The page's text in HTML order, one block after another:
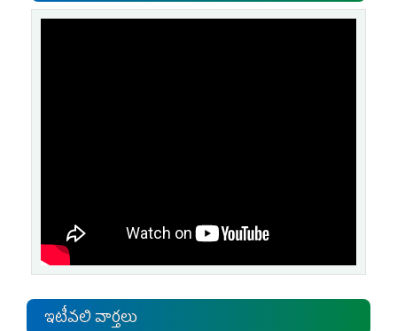
ఇటీవలి వార్తలు